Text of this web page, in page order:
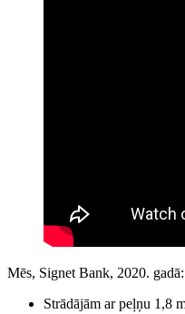
Mēs, Signet Bank, 2020. gadā:
Strādājām ar peļņu 1,8